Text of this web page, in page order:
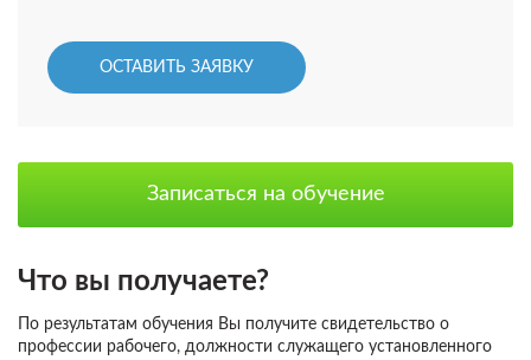
ОСТАВИТЬ ЗАЯВКУ
Записаться на обучение
Что вы получаете?
По результатам обучения Вы получите свидетельство о
профессии рабочего, должности служащего установленного